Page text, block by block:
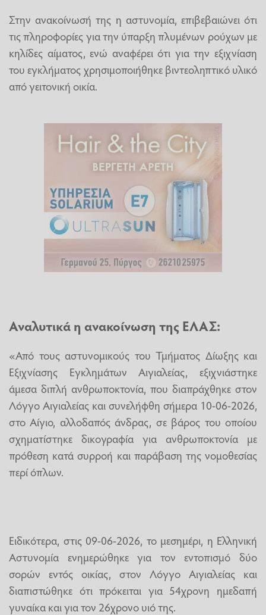
Στην ανακοίνωσή της η αστυνομία, επιβεβαιώνει ότι
τις πληροφορίες για την ύπαρξη πλυμένων ρούχων με
κηλίδες αίματος, ενώ αναφέρει ότι για την εξιχνίαση
του εγκλήματος χρησιμοποιήθηκε βιντεοληπτικό υλικό
από γειτονική οικία.
Αναλυτικά η ανακοίνωση της ΕΛΑΣ:
«Από τους αστυνομικούς του Τμήματος Δίωξης και
Εξιχνίασης Εγκλημάτων Αιγιαλείας, εξιχνιάστηκε
άμεσα διπλή ανθρωποκτονία, που διαπράχθηκε στον
Λόγγο Αιγιαλείας και συνελήφθη σήμερα 10-06-2026,
στο Αίγιο, αλλοδαπός άνδρας, σε βάρος του οποίου
σχηματίστηκε δικογραφία για ανθρωποκτονία με
πρόθεση κατά συρροή και παράβαση της νομοθεσίας
περί όπλων.
Ειδικότερα, στις 09-06-2026, το μεσημέρι, η Ελληνική
Αστυνομία ενημερώθηκε για τον εντοπισμό δύο
σορών εντός οικίας, στον Λόγγο Αιγιαλείας και
διαπιστώθηκε ότι πρόκειται για 54χρονη ημεδαπή
γυναίκα και για τον 26χρονο υιό της.